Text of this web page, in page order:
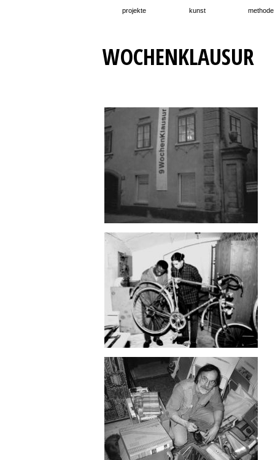
projekte kunst methode
WOCHENKLAUSUR